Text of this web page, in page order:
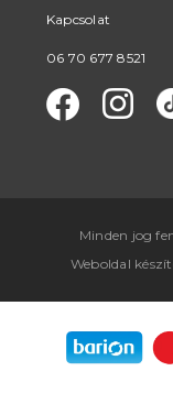
Kapcsolat
06 70 677 8521
Minden jog
Weboldal